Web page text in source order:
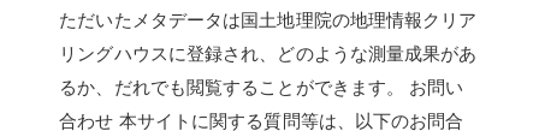
ただいたメタデータは国土地理院の地理情報クリア
リングハウスに登録され、どのような測量成果があ
るか、だれでも閲覧することができます。 お問い
合わせ 本サイトに関する質問等は、以下のお問合